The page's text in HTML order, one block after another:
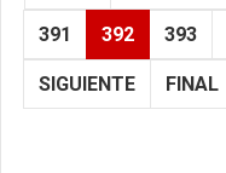
391 392 393
SIGUIENTE FINAL